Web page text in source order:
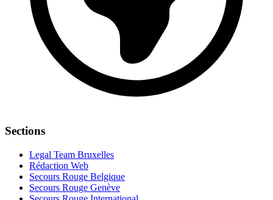
Sections
Legal Team Bruxelles
Rédaction Web
Secours Rouge Belgique
Secours Rouge Genève